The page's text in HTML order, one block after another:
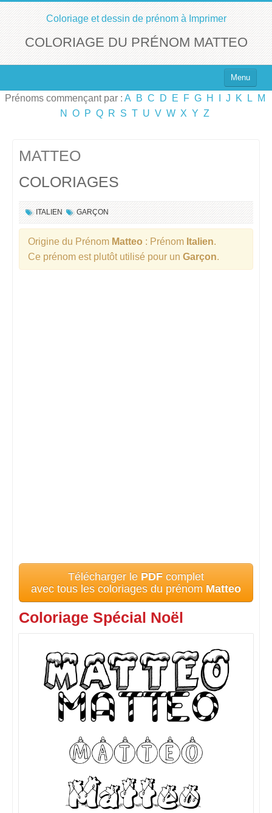
Coloriage et dessin de prénom à Imprimer
COLORIAGE DU PRÉNOM MATTEO
Menu
Top 100 des Prénoms
Prénoms commençant par : A B C D E F G H J K L
M
N
O P Q R S T U V W X Y Z
MATTEO
COLORIAGES
ITALIEN GARÇON
Origine du Prénom Matteo : Prénom Italien.
Ce prénom est plutôt utilisé pour un Garçon.
Télécharger le PDF complet
avec tous les coloriages du prénom Matteo
Coloriage Spécial Noël